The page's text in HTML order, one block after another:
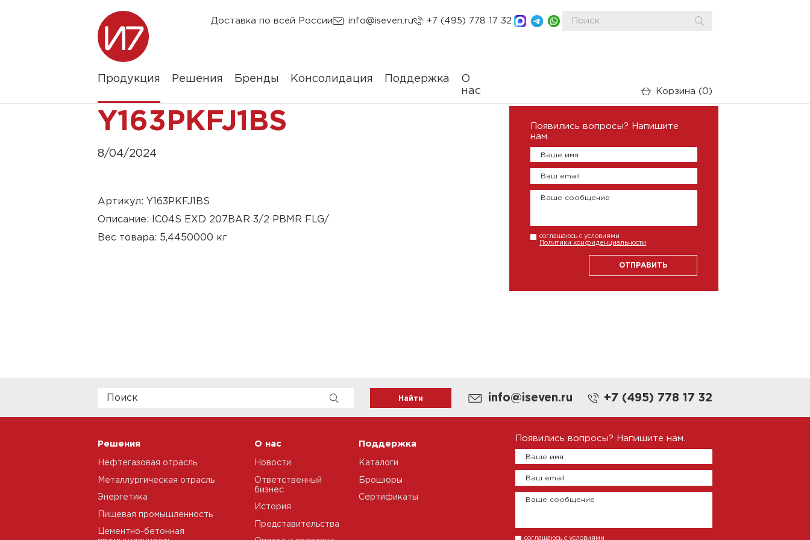
Доставка по всей России info@iseven.ru +7 (495) 778 17 32
Продукция Решения Бренды Консолидация Поддержка
О
нас
Корзина 0
Y163PKFJ1BS
8/04/2024
Артикул: Y163PKFJ1BS
Описание: IC04S EXD 207BAR 3/2 PBMR FLG/
Вес товара: 5,4450000 кг
Появились вопросы? Напишите
нам.
Ваше имя
Ваш email
Ваше сообщение
соглашаюсь с условиями
Политики конфиденциальности
ОТПРАВИТЬ
info@iseven.ru +7 (495) 778 17 32
Решения
Нефтегазовая отрасль
Металлургическая отрасль
Энергетика
Пищевая промышленность
Цементно-бетонная
О нас
Новости
Ответственный
бизнес
История
Представительства
Поддержка
Каталоги
Брошюры
Сертификаты
Появились вопросы? Напишите нам.
Ваше имя
Ваш email
Ваше сообщение
соглашаюсь с условиями